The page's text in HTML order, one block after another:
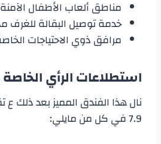
مناطق ألعاب الأطفال
خدمة توصيل البقالة للغرف
مرافق ذوي الاحتياجات
استطلاعات الرأي الخاصة
نال هذا الفندق المميز بعد ذلك ع
7.9 في كل من مايلي: